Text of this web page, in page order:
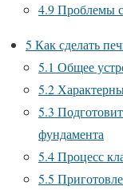
4.9Проблемы
5 Как сделать
5.1 Общее
5.2
5.3
фундамента
5.4Процесс
5.5